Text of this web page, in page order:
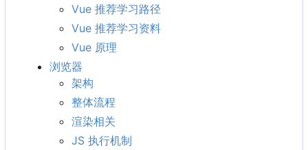
Vue 推荐学习路径
Vue 推荐学习资料
Vue 原理
浏览器
架构
整体流程
渲染相关
JS 执行机制